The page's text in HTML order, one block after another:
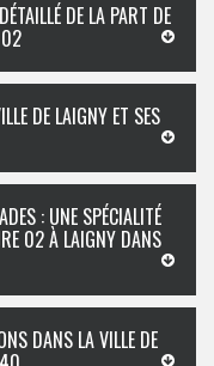
DE LA PART DE
02
DE LAIGNY ET SES
: UNE SPÉCIALITÉ
02 À LAIGNY DANS
DANS LA VILLE DE